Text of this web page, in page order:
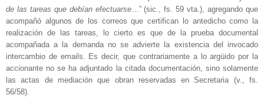
de las tareas que debían efectuarse…” (sic., fs. 59 vta.), agregando que
acompañó algunos de los correos que certifican lo antedicho como la
realización de las tareas, lo cierto es que de la prueba documental
acompañada a la demanda no se advierte la existencia del invocado
intercambio de emails. Es decir, que contrariamente a lo argüido por la
accionante no se ha adjuntado la citada documentación, sino solamente
las actas de mediación que obran reservadas en Secretaria (v., fs.
56/58).